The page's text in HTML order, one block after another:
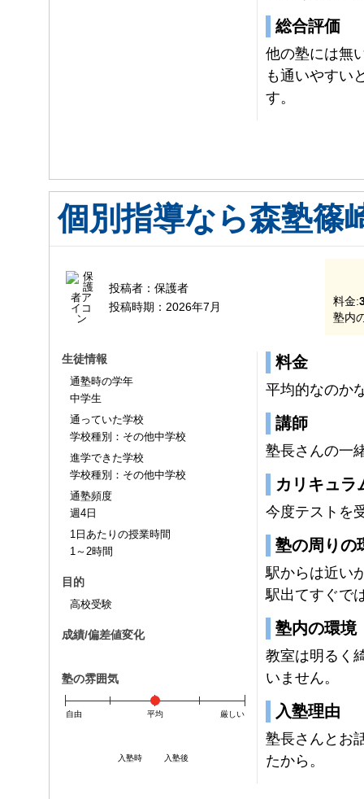
総合評価
他の塾には無
も通いやすい
す。
個別指導なら森塾篠
投稿者： 保護者
投稿時期： 2026年7月 料金:
塾内
生徒情報
通塾時の学年
中学生
通っていた学校
学校種別：その他中学校
進学できた学校
学校種別：その他中学校
通塾頻度
週4日
1日あたりの授業時間
1～2時間
目的
高校受験
成績/偏差値変化
入塾時 入塾後
塾の雰囲気
自由 平均 厳しい
料金
平均的なのか
講師
塾長さんの一
カリキュラ
今度テストを
塾の周りの
駅からは近い
駅出てすぐで
塾内の環境
教室は明るく
いません。
入塾理由
塾長さんとお
たから。